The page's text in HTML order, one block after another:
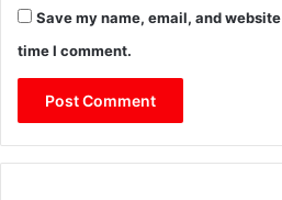
Save my name, email, and
time I comment.